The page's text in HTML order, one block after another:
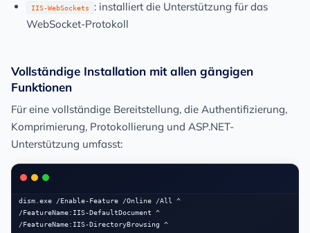
IIS-WebSockets
: installiert die Unterstützung für das
WebSocket-Protokoll
Vollständige Installation mit allen gängigen
Funktionen
Für eine vollständige Bereitstellung, die Authentifizierung,
Komprimierung, Protokollierung und ASP.NET-
Unterstützung umfasst:
dism.exe /Enable-Feature /Online /All ^
/FeatureName:IIS-DefaultDocument ^
/FeatureName:IIS-DirectoryBrowsing ^